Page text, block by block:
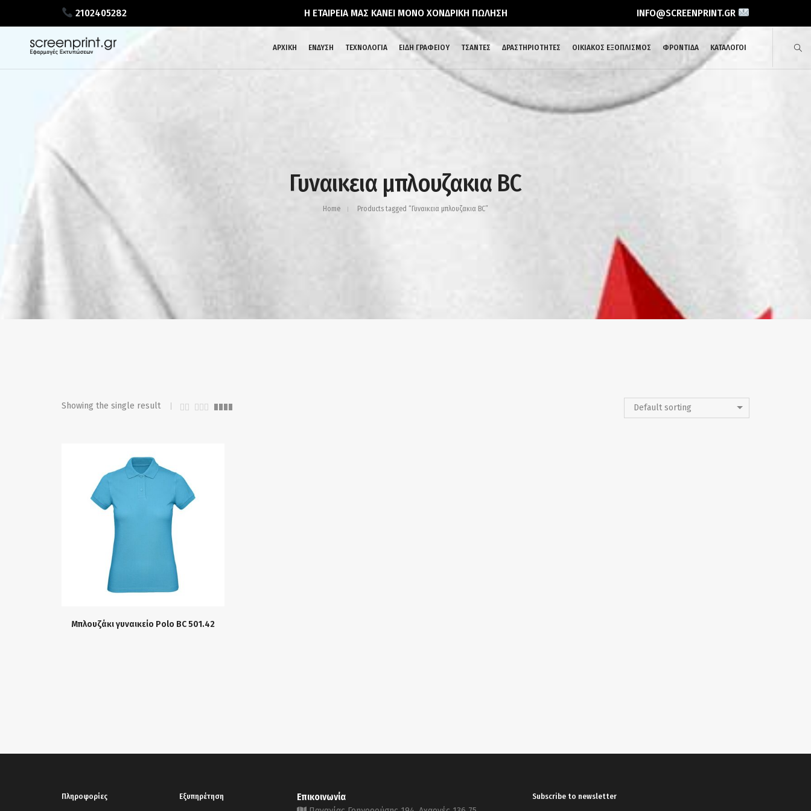
2102405282 Η ΕΤΑΙΡΕΙΑ ΜΑΣ ΚΑΝΕΙ ΜΟΝΟ ΧΟΝΔΡΙΚΗ ΠΩΛΗΣΗ INFO@SCREENPRINT.GR
ΑΡΧΙΚΗ ΕΝΔΥΣΗ ΤΕΧΝΟΛΟΓΙΑ ΕΙΔΗ ΓΡΑΦΕΙΟΥ ΤΣΑΝΤΕΣ ΔΡΑΣΤΗΡΙΟΤΗΤΕΣ ΟΙΚΙΑΚΟΣ ΕΞΟΠΛΙΣΜΟΣ ΦΡΟΝΤΙΔΑ ΚΑΤΑΛΟΓΟΙ
Γυναικεια μπλουζακια BC
Home Products tagged “Γυναικεια μπλουζακια BC”
Showing the single result Default sorting
Μπλουζάκι γυναικείο Polo BC 501.42
Πληροφορίες Εξυπηρέτηση Επικοινωνία Subscribe to newsletter